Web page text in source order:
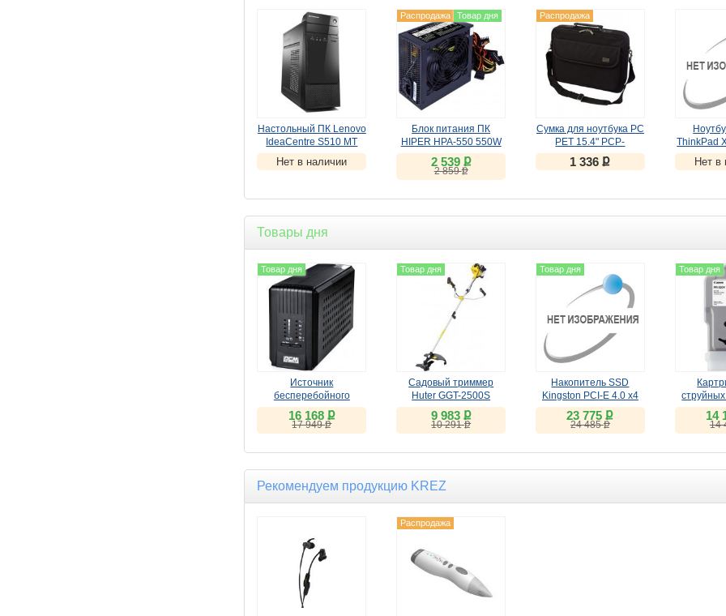
Настольный ПК Lenovo
IdeaCentre S510 MT
(10KW003FRU)
(УЦЕНКА)
Нет в наличии
Распродажа Товар дня
Блок питания ПК
HIPER HPA-550 550W
2 539 ք
2 859ք
Распродажа
Сумка для ноутбука PC
PET 15.4" PCP-
A2015BK
1 336ք
ThinkPad
(
Нет в
Товары дня
Товар дня
Источник
бесперебойного
питания Powercom
Smart King Pro SPT-
700-II
16 168 ք
17 949ք
Товар дня
Садовый триммер
Huter GGT-2500S
9 983 ք
10 291ք
Товар дня
Накопитель SSD
Kingston PCI-E 4.0 x4
1Tb SKC3000S/1024G
KC3000 M.2 2280
23 775ք
24 485ք
Товар дня
Canon
14
14
Рекомендуем продукцию KREZ
Распродажа